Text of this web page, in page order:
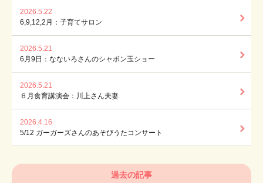
2026.5.22
6,9,12,2月：子育てサロン
2026.5.21
6月9日：なないろさんのシャボン玉ショー
2026.5.21
６月食育講演会：川上さん夫妻
2026.4.16
5/12 ガーガーズさんのあそびうたコンサート
過去の記事